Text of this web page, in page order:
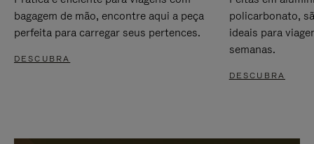
bagagem de mão, encontre aqui a peça
perfeita para carregar seus pertences.
DESCUBRA
policarbonato,
ideais para
semanas.
DESCUBRA